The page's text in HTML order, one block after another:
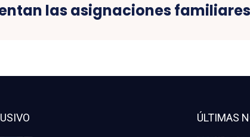
las asignaciones familiares
ÚLTIMAS